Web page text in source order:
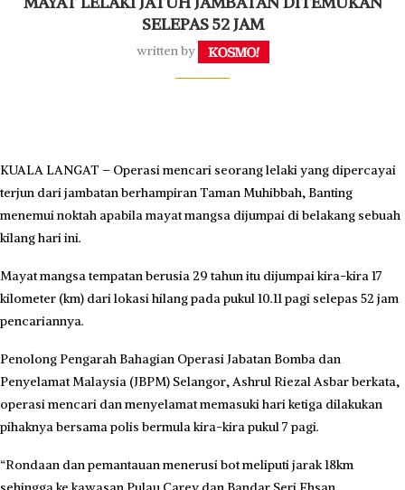
SELEPAS 52 JAM
written by
KUALA LANGAT – Operasi mencari seorang lelaki yang dipercayai
terjun dari jambatan berhampiran Taman Muhibbah, Banting
menemui noktah apabila mayat mangsa dijumpai di belakang sebuah
kilang hari ini.
Mayat mangsa tempatan berusia 29 tahun itu dijumpai kira-kira 17
kilometer (km) dari lokasi hilang pada pukul 10.11 pagi selepas 52 jam
pencariannya.
Penolong Pengarah Bahagian Operasi Jabatan Bomba dan
Penyelamat Malaysia (JBPM) Selangor, Ashrul Riezal Asbar berkata,
operasi mencari dan menyelamat memasuki hari ketiga dilakukan
pihaknya bersama polis bermula kira-kira pukul 7 pagi.
“Rondaan dan pemantauan menerusi bot meliputi jarak 18km